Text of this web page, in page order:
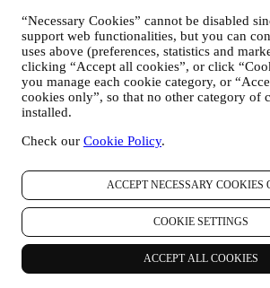
“Necessary Cookies” cannot be disabled
support web functionalities, but you can
uses above (preferences, statistics and
clicking “Accept all cookies”, or click
you manage each cookie category, or
cookies only”, so that no other category of
installed.
Check our Cookie Policy.
ACCEPT NECESSARY COOKIES
COOKIE SETTINGS
ACCEPT ALL COOKIES
Evita los cambios bruscos de temperatura.
seca y guarda tu hervidor en un lugar seco y
el hervidor para encenderlo y apagarlo o por
de deslizarlo para evitar dañar la base o la
Atención al Cliente.
¿Cuál es la garantía de nuestros